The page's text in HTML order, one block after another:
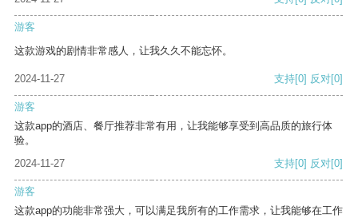
游客
这款游戏的剧情非常感人，让我久久不能忘怀。
2024-11-27 支持[0] 反对[0]
游客
这款app的酒店、餐厅推荐非常有用，让我能够享受到高品质的旅行体
验。
2024-11-27
支持[0] 反对[0]
游客
这款app的功能非常强大，可以满足我所有的工作需求，让我能够在工作